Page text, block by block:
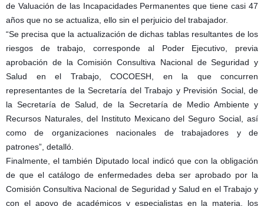
de Valuación de las Incapacidades Permanentes que tiene casi 47
años que no se actualiza, ello sin el perjuicio del trabajador.
“Se precisa que la actualización de dichas tablas resultantes de los
riesgos de trabajo, corresponde al Poder Ejecutivo, previa
aprobación de la Comisión Consultiva Nacional de Seguridad y
Salud en el Trabajo, COCOESH, en la que concurren
representantes de la Secretaría del Trabajo y Previsión Social, de
la Secretaría de Salud, de la Secretaría de Medio Ambiente y
Recursos Naturales, del Instituto Mexicano del Seguro Social, así
como de organizaciones nacionales de trabajadores y de
patrones”, detalló.
Finalmente, el también Diputado local indicó que con la obligación
de que el catálogo de enfermedades deba ser aprobado por la
Comisión Consultiva Nacional de Seguridad y Salud en el Trabajo y
con el apoyo de académicos y especialistas en la materia, los